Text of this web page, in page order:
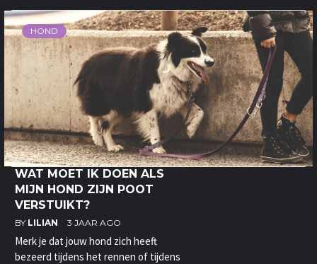
HOND
WAT MOET IK DOEN ALS
MIJN HOND ZIJN POOT
VERSTUIKT?
BY LILIAN 3 JAAR AGO
Merk je dat jouw hond zich heeft
bezeerd tijdens het rennen of tijdens